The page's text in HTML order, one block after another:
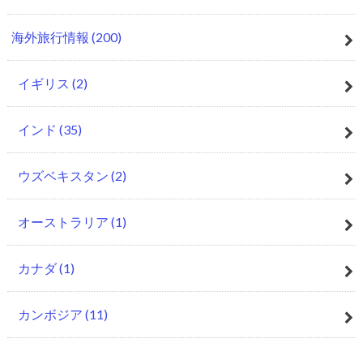
海外旅行情報 (200)
イギリス (2)
インド (35)
ウズベキスタン (2)
オーストラリア (1)
カナダ(1)
カンボジア (11)